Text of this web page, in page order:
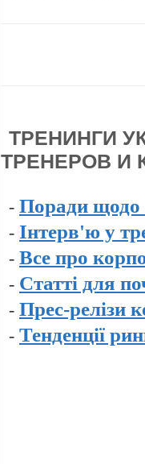
ТРЕНИНГИ
ТРЕНЕРОВ И
- Поради щодо
- Інтерв'ю у
- Все про
- Статті для
- Прес-релізи
- Тенденції